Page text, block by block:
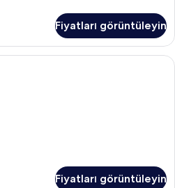
Fiyatları görüntüleyin
Minibar, odada kasa, masa, güneşlik/
Fiyatları görüntüleyin